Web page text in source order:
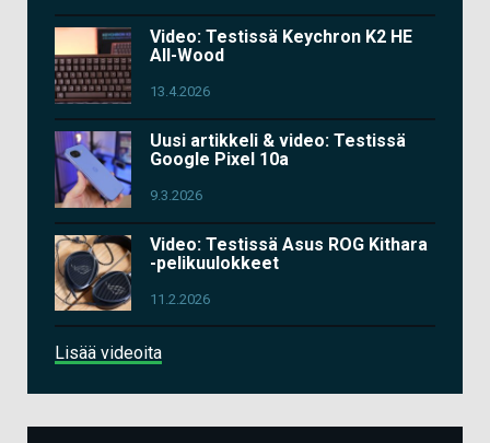
Video: Testissä Keychron K2 HE
All-Wood
13.4.2026
Uusi artikkeli & video: Testissä
Google Pixel 10a
9.3.2026
Video: Testissä Asus ROG Kithara
-pelikuulokkeet
11.2.2026
Lisää videoita